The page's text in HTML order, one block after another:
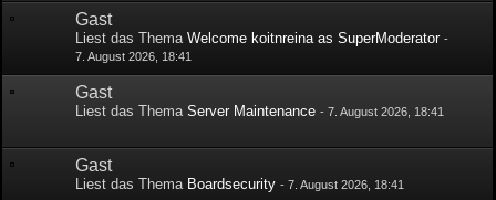
Gast
Liest das ThemaWelcome koitnreina as SuperModerator -
7. August 2026, 18:41
Gast
Liest das ThemaServer Maintenance -7. August 2026, 18:41
Gast
Liest das Thema Boardsecurity -7. August 2026, 18:41